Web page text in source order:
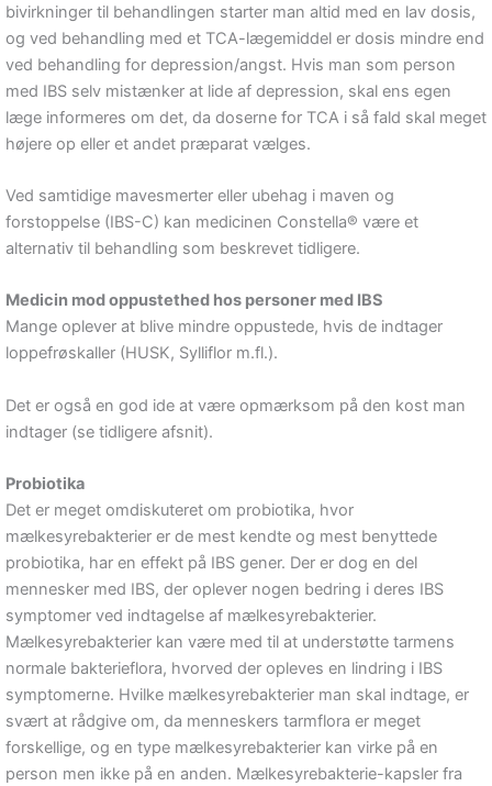
bivirkninger til behandlingen starter man altid med en lav dosis,
og ved behandling med et TCA-lægemiddel er dosis mindre end
ved behandling for depression/angst. Hvis man som person
med IBS selv mistænker at lide af depression, skal ens egen
læge informeres om det, da doserne for TCA i så fald skal meget
højere op eller et andet præparat vælges.
Ved samtidige mavesmerter eller ubehag i maven og
forstoppelse (IBS-C) kan medicinen Constella® være et
alternativ til behandling som beskrevet tidligere.
Medicin mod oppustethed hos personer med IBS
Mange oplever at blive mindre oppustede, hvis de indtager
loppefrøskaller (HUSK, Sylliflor m.fl.).
Det er også en god ide at være opmærksom på den kost man
indtager (se tidligere afsnit).
Probiotika
Det er meget omdiskuteret om probiotika, hvor
mælkesyrebakterier er de mest kendte og mest benyttede
probiotika, har en effekt på IBS gener. Der er dog en del
mennesker med IBS, der oplever nogen bedring i deres IBS
symptomer ved indtagelse af mælkesyrebakterier.
Mælkesyrebakterier kan være med til at understøtte tarmens
normale bakterieflora, hvorved der opleves en lindring i IBS
symptomerne. Hvilke mælkesyrebakterier man skal indtage, er
svært at rådgive om, da menneskers tarmflora er meget
forskellige, og en type mælkesyrebakterier kan virke på en
person men ikke på en anden. Mælkesyrebakterie-kapsler fra